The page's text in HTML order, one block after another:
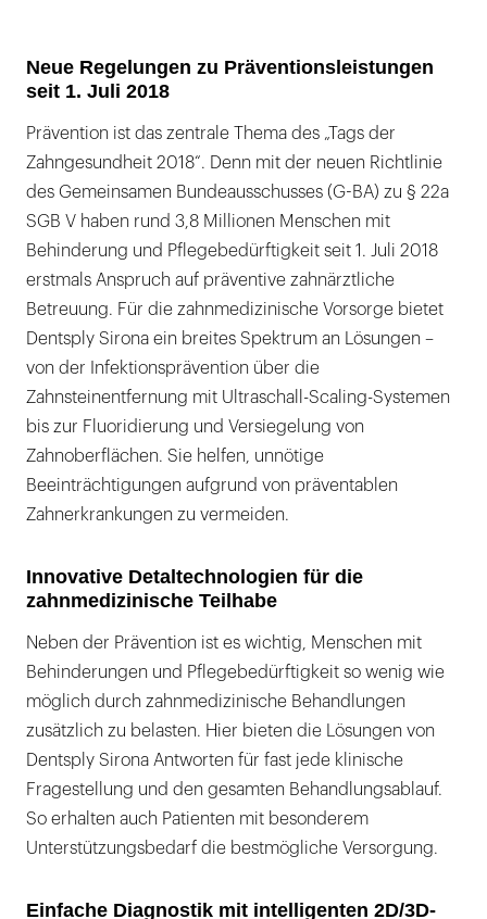
Neue Regelungen zu Präventionsleistungen
seit 1. Juli 2018
Prävention ist das zentrale Thema des „Tags der
Zahngesundheit 2018“. Denn mit der neuen Richtlinie
des Gemeinsamen Bundeausschusses (G-BA) zu § 22a
SGB V haben rund 3,8 Millionen Menschen mit
Behinderung und Pflegebedürftigkeit seit 1. Juli 2018
erstmals Anspruch auf präventive zahnärztliche
Betreuung. Für die zahnmedizinische Vorsorge bietet
Dentsply Sirona ein breites Spektrum an Lösungen –
von der Infektionsprävention über die
Zahnsteinentfernung mit Ultraschall-Scaling-Systemen
bis zur Fluoridierung und Versiegelung von
Zahnoberflächen. Sie helfen, unnötige
Beeinträchtigungen aufgrund von präventablen
Zahnerkrankungen zu vermeiden.
Innovative Detaltechnologien für die
zahnmedizinische Teilhabe
Neben der Prävention ist es wichtig, Menschen mit
Behinderungen und Pflegebedürftigkeit so wenig wie
möglich durch zahnmedizinische Behandlungen
zusätzlich zu belasten. Hier bieten die Lösungen von
Dentsply Sirona Antworten für fast jede klinische
Fragestellung und den gesamten Behandlungsablauf.
So erhalten auch Patienten mit besonderem
Unterstützungsbedarf die bestmögliche Versorgung.
Einfache Diagnostik mit intelligenten 2D/3D-